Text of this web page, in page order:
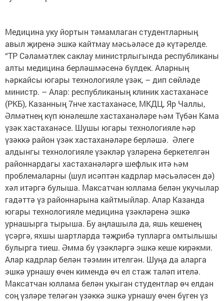
Медицина уку йортын тәмамлаган студентларның
авыл җиренә эшкә кайтмау мәсьәләсе дә күтәрелде.
“ТР Сәламәтлек саклау министрлыгында республиканы
алты медицина берләшмәсенә бүлдек. Аларның
һәркайсы югары технологияле үзәк, – дип сөйләде
министр. – Алар: республиканың клиник хастаханәсе
(РКБ), Казанның 7нче хастаханәсе, МКДЦ, Яр Чаллы,
Әлмәтнең күп юнәлешле хастаханәләре һәм Түбән Кама
үзәк хастаханәсе. Шушы югары технологияле һәр
үзәккә район үзәк хастаханәләре берләшә. Әлеге
алдынгы технологияле үзәкләр үзләренә беркетелгән
районнардагы хастаханәләргә шефлык итә һәм
проблемаларны (шул исәптән кадрлар мәсьәләсен дә)
хәл итәргә булыша. Максатчан юллама белән укучылар
гадәттә үз районнарына кайтмыйлар. Алар Казанда
югары технологияле медицина үзәкләренә эшкә
урнашырга тырыша. Бу аңлашыла да, яшь кешенең
үсәргә, яхшы шартларда тәҗрибә тупларга омтылышы
булырга тиеш. Әмма бу үзәкләргә эшкә кеше кирәкми.
Алар кадрлар белән тәэмин ителгән. Шуңа да аларга
эшкә урнашу өчен кимендә өч ел стаж таләп ителә.
Максатчан юллама белән укыган студентлар өч елдан
соң үзләре теләгән үзәккә эшкә урнашу өчен бүген үз